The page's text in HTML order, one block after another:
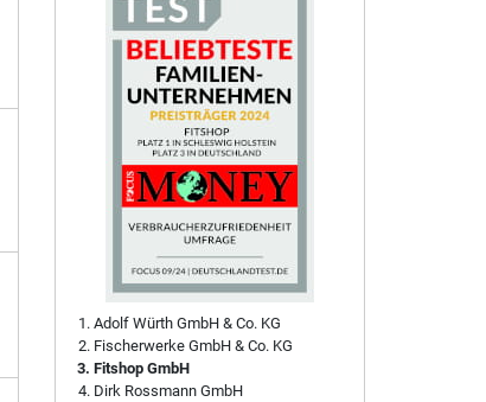
Adolf Würth GmbH & Co. KG
Fischerwerke GmbH & Co. KG
Fitshop GmbH
Dirk Rossmann GmbH